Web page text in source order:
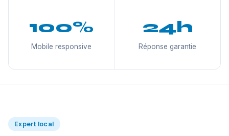
100%
Mobile responsive
24h
Réponse garantie
Expert local